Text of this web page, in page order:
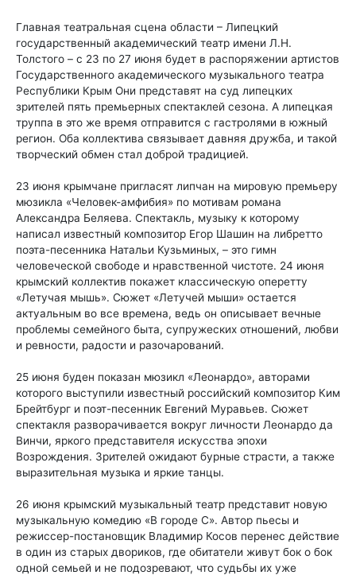
Главная театральная сцена области – Липецкий
государственный академический театр имени Л.Н.
Толстого – с 23 по 27 июня будет в распоряжении артистов
Государственного академического музыкального театра
Республики Крым Они представят на суд липецких
зрителей пять премьерных спектаклей сезона. А липецкая
труппа в это же время отправится с гастролями в южный
регион. Оба коллектива связывает давняя дружба, и такой
творческий обмен стал доброй традицией.
23 июня крымчане пригласят липчан на мировую премьеру
мюзикла «Человек-амфибия» по мотивам романа
Александра Беляева. Спектакль, музыку к которому
написал известный композитор Егор Шашин на либретто
поэта-песенника Натальи Кузьминых, – это гимн
человеческой свободе и нравственной чистоте. 24 июня
крымский коллектив покажет классическую оперетту
«Летучая мышь». Сюжет «Летучей мыши» остается
актуальным во все времена, ведь он описывает вечные
проблемы семейного быта, супружеских отношений, любви
и ревности, радости и разочарований.
25 июня буден показан мюзикл «Леонардо», авторами
которого выступили известный российский композитор Ким
Брейтбург и поэт-песенник Евгений Муравьев. Сюжет
спектакля разворачивается вокруг личности Леонардо да
Винчи, яркого представителя искусства эпохи
Возрождения. Зрителей ожидают бурные страсти, а также
выразительная музыка и яркие танцы.
26 июня крымский музыкальный театр представит новую
музыкальную комедию «В городе С». Автор пьесы и
режиссер-постановщик Владимир Косов перенес действие
в один из старых двориков, где обитатели живут бок о бок
одной семьей и не подозревают, что судьбы их уже